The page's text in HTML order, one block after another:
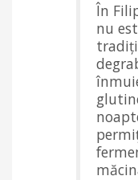
În
nu